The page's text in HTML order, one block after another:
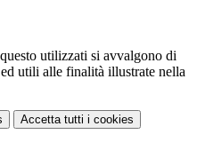
utilizzati si avvalgono di
utili alle finalità illustrate nella
Accetta tutti i cookies